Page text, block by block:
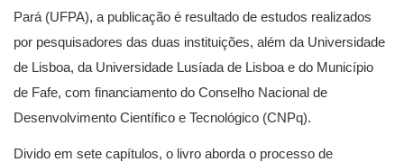
Pará (UFPA), a publicação é resultado de estudos realizados
por pesquisadores das duas instituições, além da Universidade
de Lisboa, da Universidade Lusíada de Lisboa e do Município
de Fafe, com financiamento do Conselho Nacional de
Desenvolvimento Científico e Tecnológico (CNPq).
Divido em sete capítulos, o livro aborda o processo de